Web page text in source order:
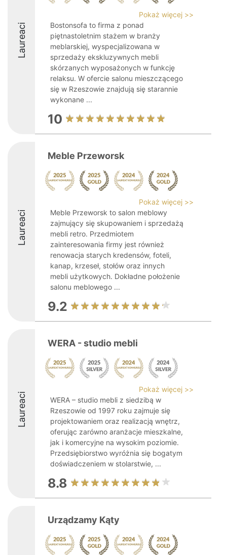
Laureaci
Pokaż więcej >>
Bostonsofa to firma z ponad
piętnastoletnim stażem w branży
meblarskiej, wyspecjalizowana w
sprzedaży ekskluzywnych mebli
skórzanych wyposażonych w funkcję
relaksu. W ofercie salonu mieszczącego
się w Rzeszowie znajdują się starannie
wykonane ...
10
Laureaci
Meble Przeworsk
Pokaż więcej >>
Meble Przeworsk to salon meblowy
zajmujący się skupowaniem i sprzedażą
mebli retro. Przedmiotem
zainteresowania firmy jest również
renowacja starych kredensów, foteli,
kanap, krzeseł, stołów oraz innych
mebli użytkowych. Dokładne położenie
salonu meblowego ...
9.2
Laureaci
WERA - studio mebli
Pokaż więcej >>
WERA – studio mebli z siedzibą w
Rzeszowie od 1997 roku zajmuje się
projektowaniem oraz realizacją wnętrz,
oferując zarówno aranżacje mieszkalne,
jak i komercyjne na wysokim poziomie.
Przedsiębiorstwo wyróżnia się bogatym
doświadczeniem w stolarstwie, ...
8.8
Urządzamy Kąty